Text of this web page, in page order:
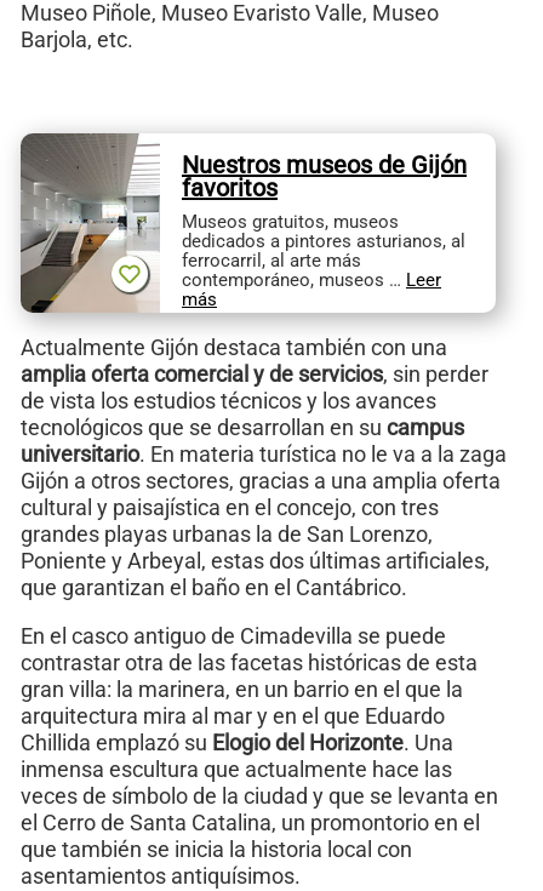
Museo Piñole, Museo Evaristo Valle, Museo
Barjola, etc.
Nuestros museos de Gijón
favoritos
Museos gratuitos, museos
dedicados a pintores asturianos, al
ferrocarril, al arte más
contemporáneo, museos … Leer
más
Actualmente Gijón destaca también con una
amplia oferta comercial y de servicios, sin perder
de vista los estudios técnicos y los avances
tecnológicos que se desarrollan en su campus
universitario. En materia turística no le va a la zaga
Gijón a otros sectores, gracias a una amplia oferta
cultural y paisajística en el concejo, con tres
grandes playas urbanas la de San Lorenzo,
Poniente y Arbeyal, estas dos últimas artificiales,
que garantizan el baño en el Cantábrico.
En el casco antiguo de Cimadevilla se puede
contrastar otra de las facetas históricas de esta
gran villa: la marinera, en un barrio en el que la
arquitectura mira al mar y en el que Eduardo
Chillida emplazó su Elogio del Horizonte. Una
inmensa escultura que actualmente hace las
veces de símbolo de la ciudad y que se levanta en
el Cerro de Santa Catalina, un promontorio en el
que también se inicia la historia local con
asentamientos antiquísimos.